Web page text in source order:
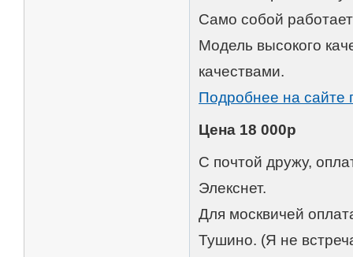
Само собой
Модель высокого
качествами.
Подробнее на сайте
Цена 18 000р
С почтой дружу,
Элекснет.
Для москвичей
Тушино. (Я не